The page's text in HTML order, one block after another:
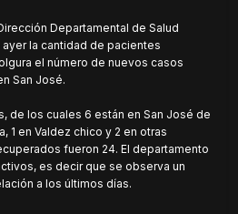
Departamental de Salud
la cantidad de pacientes
el número de nuevos casos
San José.
de los cuales 6 están en San José de
1 en Valdez chico y 2 en otras
fueron 24. El departamento
es decir que se observa un
a los últimos días.